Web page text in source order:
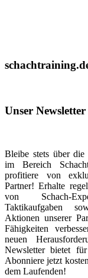
Unser Newsletter
Bleibe stets über die
im Bereich
profitiere von
Partner! Erhalte
von Schach-
Taktikaufgaben
Aktionen unserer
Fähigkeiten
neuen
Newsletter bietet
Abonniere jetzt
dem Laufenden!